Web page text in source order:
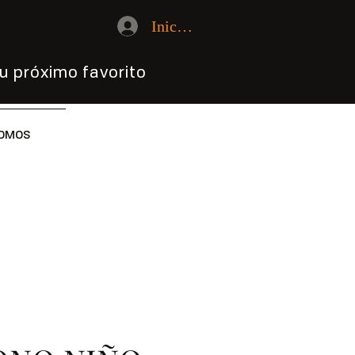
Iniciar sesión
próximo favorito